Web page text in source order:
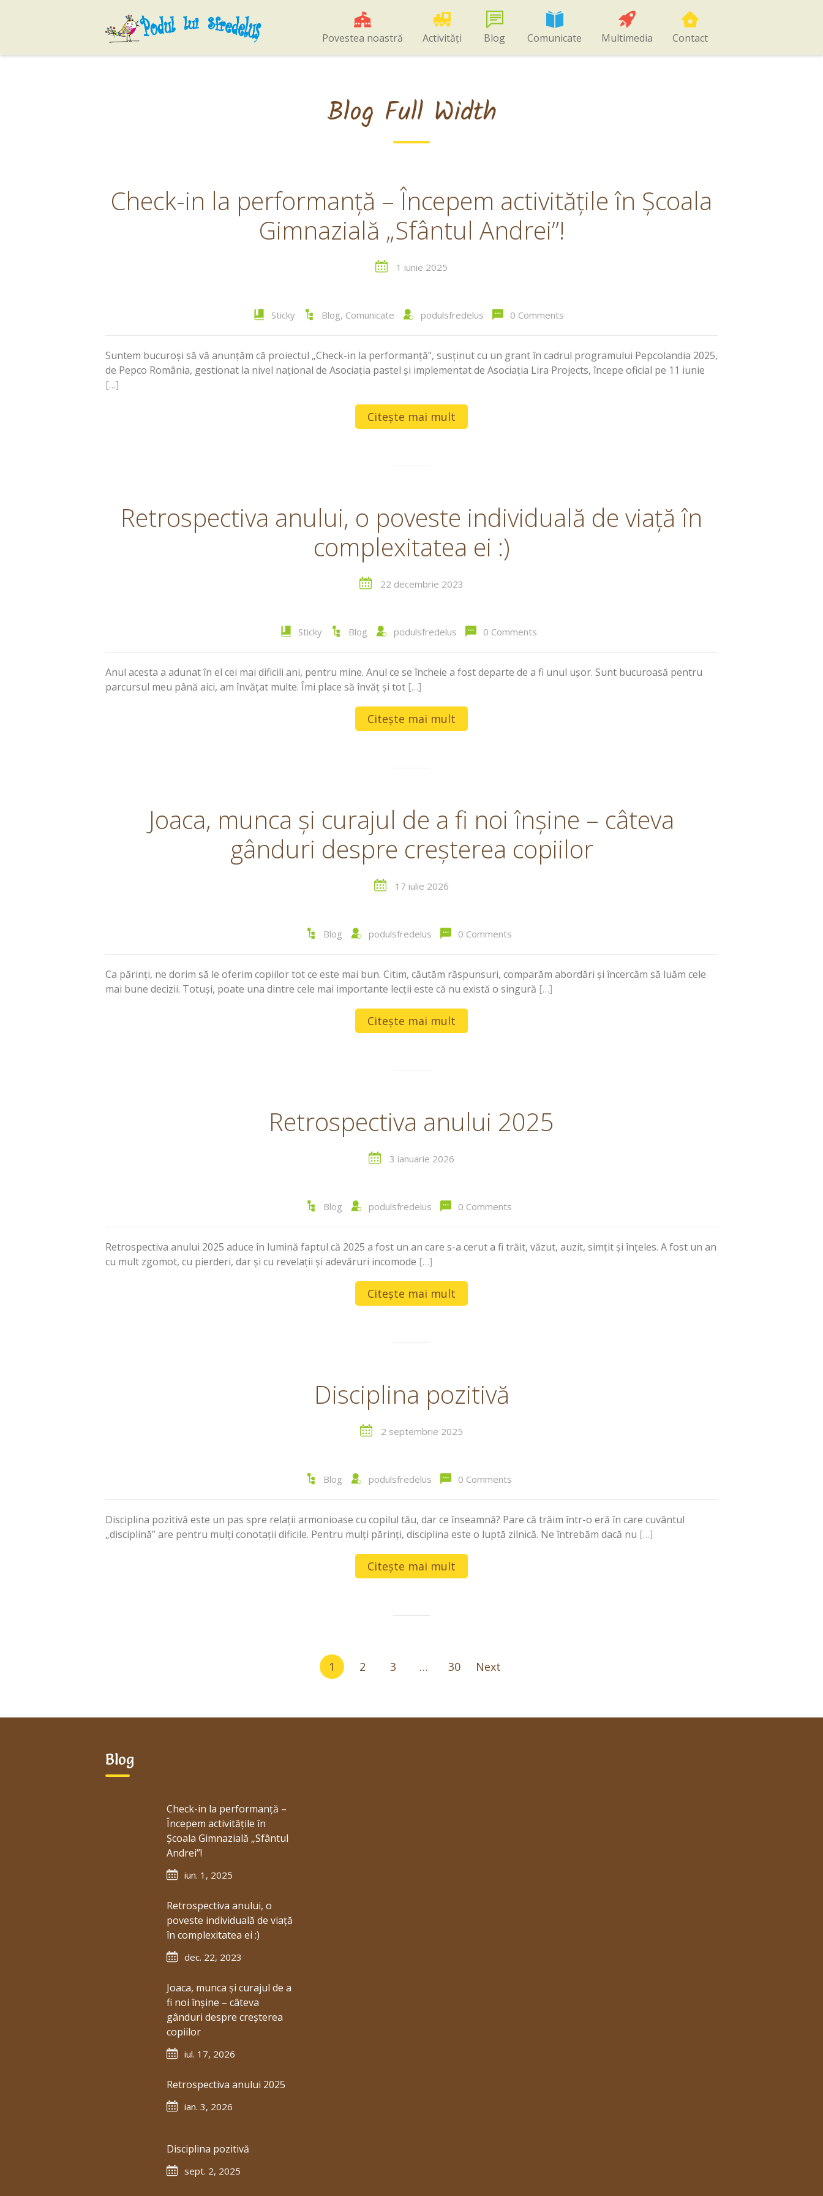
Povestea noastră Activități Blog Comunicate Multimedia Contact
Blog Full Width
Check-in la performanță – Începem activitățile în Școala
Gimnazială „Sfântul Andrei”!
1 iunie 2025
Sticky Blog, Comunicate podulsfredelus 0 Comments
Suntem bucuroși să vă anunțăm că proiectul „Check-in la performanță”, susținut cu un grant în cadrul programului Pepcolandia 2025,
de Pepco România, gestionat la nivel național de Asociația pastel și implementat de Asociația Lira Projects, începe oficial pe 11 iunie
[…]
Citește mai mult
Retrospectiva anului, o poveste individuală de viață în
complexitatea ei :)
22 decembrie 2023
Sticky Blog podulsfredelus 0 Comments
Anul acesta a adunat în el cei mai dificili ani, pentru mine. Anul ce se încheie a fost departe de a fi unul ușor. Sunt bucuroasă pentru
parcursul meu până aici, am învățat multe. Îmi place să învăț și tot […]
Citește mai mult
Joaca, munca și curajul de a fi noi înșine – câteva
gânduri despre creșterea copiilor
17 iulie 2026
Blog podulsfredelus 0 Comments
Ca părinți, ne dorim să le oferim copiilor tot ce este mai bun. Citim, căutăm răspunsuri, comparăm abordări și încercăm să luăm cele
mai bune decizii. Totuși, poate una dintre cele mai importante lecții este că nu există o singură […]
Citește mai mult
Retrospectiva anului 2025
3 ianuarie 2026
Blog podulsfredelus 0 Comments
Retrospectiva anului 2025 aduce în lumină faptul că 2025 a fost un an care s-a cerut a fi trăit, văzut, auzit, simțit și înțeles. A fost un an
cu mult zgomot, cu pierderi, dar și cu revelații și adevăruri incomode […]
Citește mai mult
Disciplina pozitivă
2 septembrie 2025
Blog podulsfredelus 0 Comments
Disciplina pozitivă este un pas spre relații armonioase cu copilul tău, dar ce înseamnă? Pare că trăim într-o eră în care cuvântul
„disciplină” are pentru mulți conotații dificile. Pentru mulți părinți, disciplina este o luptă zilnică. Ne întrebăm dacă nu […]
Citește mai mult
1 2 3 … 30 Next
Blog
Check-in la performanță –
Începem activitățile în
Școala Gimnazială „Sfântul
Andrei”!
iun. 1, 2025
Retrospectiva anului, o
poveste individuală de viață
în complexitatea ei :)
dec. 22, 2023
Joaca, munca și curajul de a
fi noi înșine – câteva
gânduri despre creșterea
copiilor
iul. 17, 2026
Retrospectiva anului 2025
ian. 3, 2026
Disciplina pozitivă
sept. 2, 2025